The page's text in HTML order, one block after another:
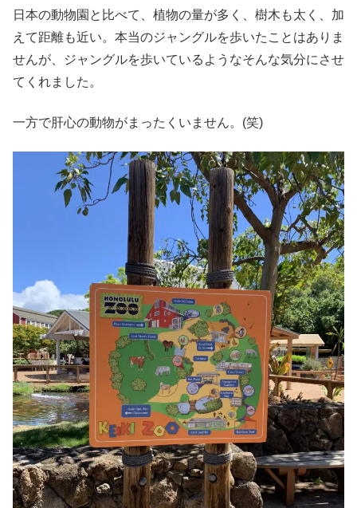
日本の動物園と比べて、植物の量が多く、樹木も太く、加
えて距離も近い。本当のジャングルを歩いたことはありま
せんが、ジャングルを歩いているようなそんな気分にさせ
てくれました。
一方で肝心の動物がまったくいません。(笑)